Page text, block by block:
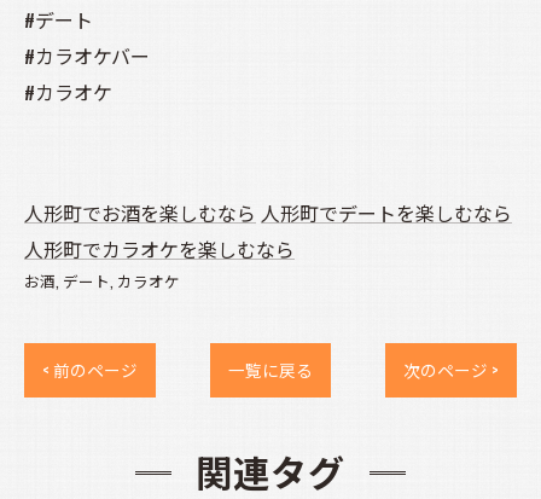
#デート
#カラオケバー
#カラオケ
人形町でお酒を楽しむなら 人形町でデートを楽しむなら
人形町でカラオケを楽しむなら
お酒 デート カラオケ
< 前のページ 一覧に戻る 次のページ >
関連タグ